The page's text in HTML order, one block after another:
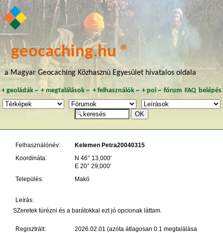
geocaching.hu ®
a Magyar Geocaching Közhasznú Egyesület hivatalos oldala
+ geoládák~ +megtalálások ~ + felhasználók~ + poi~ fórum FAQ belépés
Felhasználónév:
Kelemen Petra20040315
Koordináta:
N 46° 13,000'
E 20° 29,000'
Település:
Makó
Leírás:
SZeretek túrézni és a barátokkal ezt jó opcionak láttam.
Regisztrált:
2026.02.01 (azóta átlagosan 0.1 megtalálása